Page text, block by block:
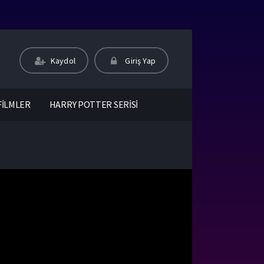
Kaydol Giriş Yap
HARRY POTTER SERİSİ